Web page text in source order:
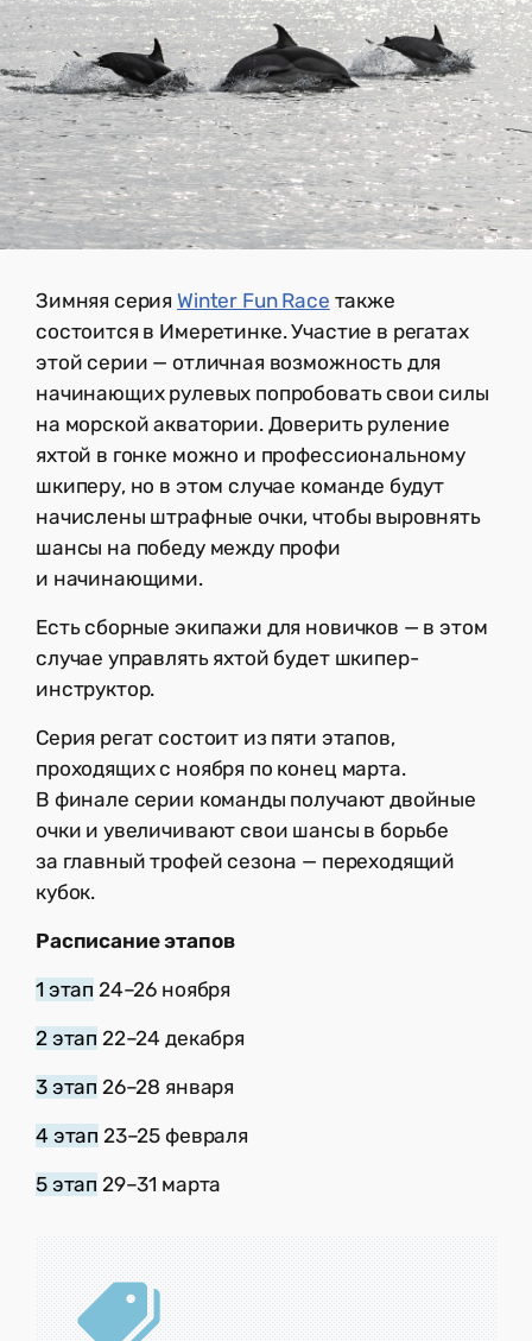
Зимняя серия Winter Fun Race также
состоится в Имеретинке. Участие в регатах
этой серии — отличная возможность для
начинающих рулевых попробовать свои силы
на морской акватории. Доверить руление
яхтой в гонке можно и профессиональному
шкиперу, но в этом случае команде будут
начислены штрафные очки, чтобы выровнять
шансы на победу между профи
и начинающими.
Есть сборные экипажи для новичков — в этом
случае управлять яхтой будет шкипер-
инструктор.
Серия регат состоит из пяти этапов,
проходящих с ноября по конец марта.
В финале серии команды получают двойные
очки и увеличивают свои шансы в борьбе
за главный трофей сезона — переходящий
кубок.
Расписание этапов
1 этап 24–26 ноября
2 этап 22–24 декабря
3 этап 26–28 января
4 этап 23–25 февраля
5 этап 29–31 марта